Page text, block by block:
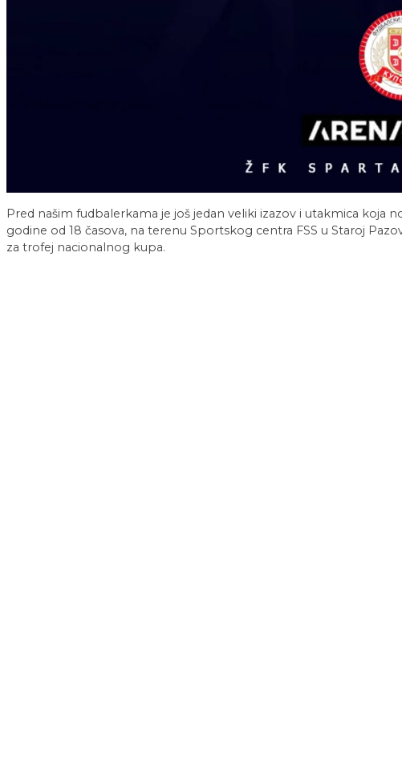
Pred našim fudbalerkama je još jedan veliki izazov i utakmica koja
godine od 18 časova, na terenu Sportskog centra FSS u Staroj
za trofej nacionalnog kupa.